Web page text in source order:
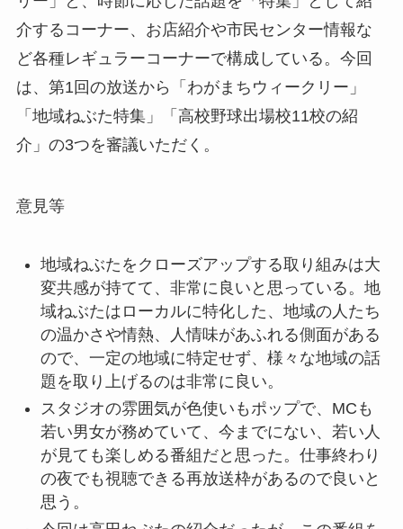
介するコーナー、お店紹介や市民センター情報な
ど各種レギュラーコーナーで構成している。今回
は、第1回の放送から「わがまちウィークリー」
「地域ねぶた特集」「高校野球出場校11校の紹
介」の3つを審議いただく。
意見等
地域ねぶたをクローズアップする取り組みは大
変共感が持てて、非常に良いと思っている。地
域ねぶたはローカルに特化した、地域の人たち
の温かさや情熱、人情味があふれる側面がある
ので、一定の地域に特定せず、様々な地域の話
題を取り上げるのは非常に良い。
スタジオの雰囲気が色使いもポップで、MCも
若い男女が務めていて、今までにない、若い人
が見ても楽しめる番組だと思った。仕事終わり
の夜でも視聴できる再放送枠があるので良いと
思う。